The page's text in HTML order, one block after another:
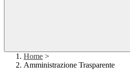
Home >
Amministrazione Trasparente